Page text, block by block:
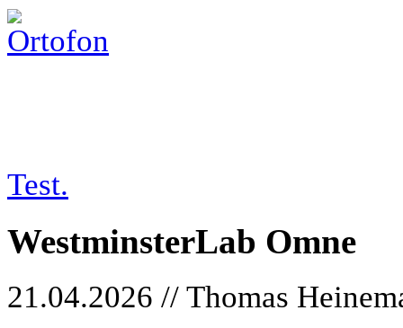
Test.
WestminsterLab Omne
21.04.2026 // Thomas